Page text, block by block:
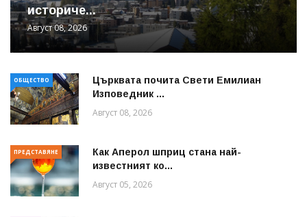
историче...
Август 08, 2026
ОБЩЕСТВО
Църквата почита Свeти Емилиан
Изповедник ...
Август 08, 2026
ПРЕДСТАВЯНЕ
Как Аперол шприц стана най-
известният ко...
Август 05, 2026